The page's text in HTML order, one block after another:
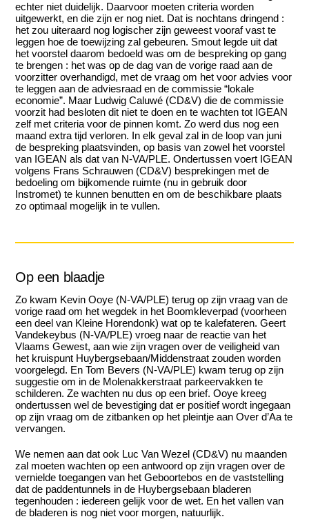
echter niet duidelijk. Daarvoor moeten criteria worden
uitgewerkt, en die zijn er nog niet. Dat is nochtans dringend :
het zou uiteraard nog logischer zijn geweest vooraf vast te
leggen hoe de toewijzing zal gebeuren. Smout legde uit dat
het voorstel daarom bedoeld was om de bespreking op gang
te brengen : het was op de dag van de vorige raad aan de
voorzitter overhandigd, met de vraag om het voor advies voor
te leggen aan de adviesraad en de commissie “lokale
economie”. Maar Ludwig Caluwé (CD&V) die de commissie
voorzit had besloten dit niet te doen en te wachten tot IGEAN
zelf met criteria voor de pinnen komt. Zo werd dus nog een
maand extra tijd verloren. In elk geval zal in de loop van juni
de bespreking plaatsvinden, op basis van zowel het voorstel
van IGEAN als dat van N-VA/PLE. Ondertussen voert IGEAN
volgens Frans Schrauwen (CD&V) besprekingen met de
bedoeling om bijkomende ruimte (nu in gebruik door
Instromet) te kunnen benutten en om de beschikbare plaats
zo optimaal mogelijk in te vullen.
Op een blaadje
Zo kwam Kevin Ooye (N-VA/PLE) terug op zijn vraag van de
vorige raad om het wegdek in het Boomkleverpad (voorheen
een deel van Kleine Horendonk) wat op te kalefateren. Geert
Vandekeybus (N-VA/PLE) vroeg naar de reactie van het
Vlaams Gewest, aan wie zijn vragen over de veiligheid van
het kruispunt Huybergsebaan/Middenstraat zouden worden
voorgelegd. En Tom Bevers (N-VA/PLE) kwam terug op zijn
suggestie om in de Molenakkerstraat parkeervakken te
schilderen. Ze wachten nu dus op een brief. Ooye kreeg
ondertussen wel de bevestiging dat er positief wordt ingegaan
op zijn vraag om de zitbanken op het pleintje aan Over d’Aa te
vervangen.
We nemen aan dat ook Luc Van Wezel (CD&V) nu maanden
zal moeten wachten op een antwoord op zijn vragen over de
vernielde toegangen van het Geboortebos en de vaststelling
dat de paddentunnels in de Huybergsebaan bladeren
tegenhouden : iedereen gelijk voor de wet. En het vallen van
de bladeren is nog niet voor morgen, natuurlijk.